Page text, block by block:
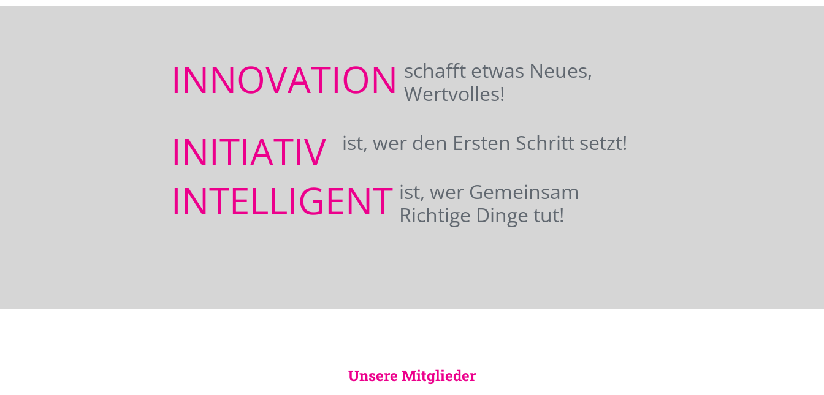
INNOVATION schafft etwas Neues,
Wertvolles!
INITIATIV ist, wer den Ersten Schritt setzt!
INTELLIGENT ist, wer Gemeinsam
Richtige Dinge tut!
Unsere Mitglieder